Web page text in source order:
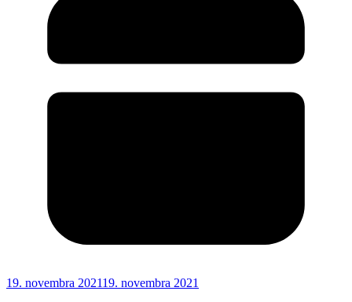
19. novembra 202119. novembra 2021